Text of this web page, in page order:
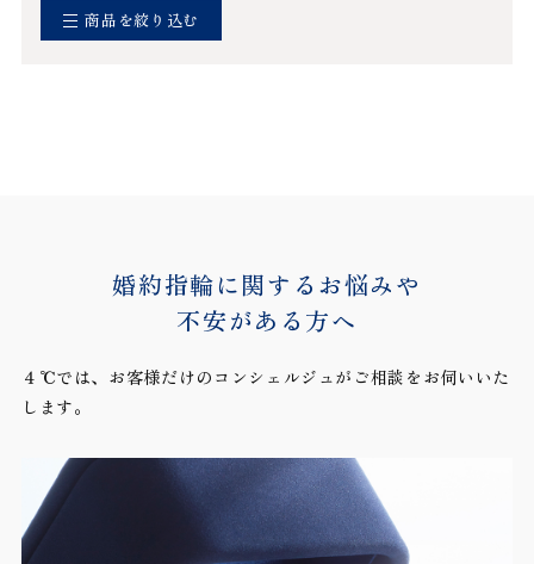
商品を絞り込む
婚約指輪に関するお悩みや
不安がある方へ
４℃では、お客様だけのコンシェルジュがご相談をお伺いいた
します。